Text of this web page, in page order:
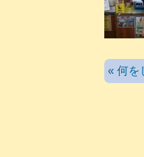
« 何を